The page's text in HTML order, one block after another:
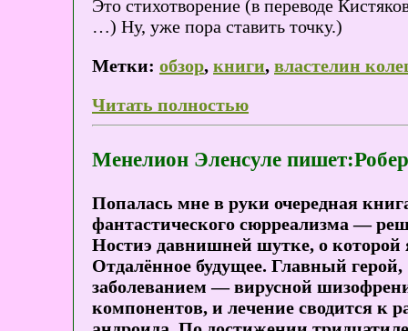
Это стихотворение (в переводе
…) Ну, уже пора ставить точку.)
Метки: обзор, книги, властелин
Читать полностью
Менелион Эленсуле
Попалась мне в руки очередная
фантастического сюрреализма —
Ностиэ давнишней шутке, о которой
Отдалённое будущее. Главный
заболеванием — вирусной
компонентов, и лечение сводится к